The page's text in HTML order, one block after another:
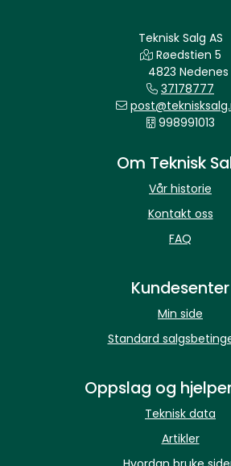
Teknisk Salg AS
Røedstien 5
4823 Nedenes
37178777
998991013
Om Teknisk
Vår historie
Kontakt oss
FAQ
Kundesenter
Min side
Standard
Oppslag og
Teknisk data
Artikler